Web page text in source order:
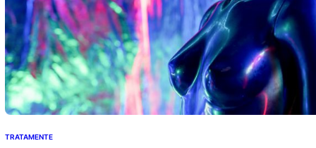
TRATAMENTE